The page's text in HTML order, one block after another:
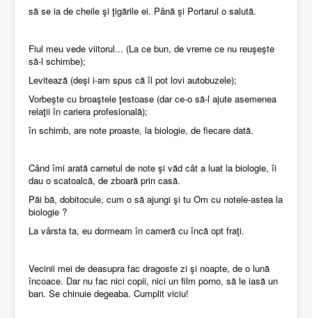
să se ia de cheile şi ţigările ei. Până şi Portarul o salută.
Fiul meu vede viitorul... (La ce bun, de vreme ce nu reuşeşte
să-l schimbe);
Levitează (deşi i-am spus că îl pot lovi autobuzele);
Vorbeşte cu broaştele ţestoase (dar ce-o să-l ajute asemenea
relaţii în cariera profesională);
în schimb, are note proaste, la biologie, de fiecare dată.
Când îmi arată carnetul de note şi văd cât a luat la biologie, îi
dau o scatoalcă, de zboară prin casă.
Păi bă, dobitocule, cum o să ajungi şi tu Om cu notele-astea la
biologie ?
La vârsta ta, eu dormeam în cameră cu încă opt fraţi.
Vecinii mei de deasupra fac dragoste zi şi noapte, de o lună
încoace. Dar nu fac nici copii, nici un film porno, să le iasă un
ban. Se chinuie degeaba. Cumplit viciu!